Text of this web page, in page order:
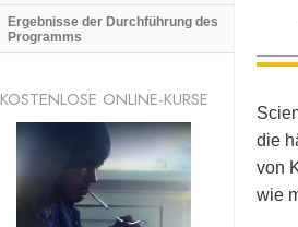
die
von
wie
Ergebnisse der Durchführung des
Programms
KOSTENLOSE ONLINE-KURSE